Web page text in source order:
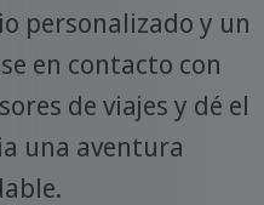
personalizado y un
en contacto con
de viajes y dé el
una aventura